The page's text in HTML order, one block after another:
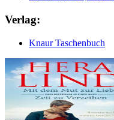
Verlag:
Knaur Taschenbuch